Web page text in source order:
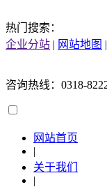
热门搜索：
企业分站 | 网站地图 |
咨询热线：0318-
网站首页
|
关于我们
|